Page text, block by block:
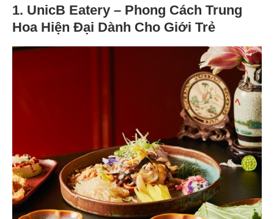
1. UnicB Eatery – Phong Cách Trung
Hoa Hiện Đại Dành Cho Giới Trẻ